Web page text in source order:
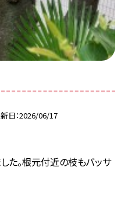
日 2026/06/17
た。根元付近の枝もバッサ